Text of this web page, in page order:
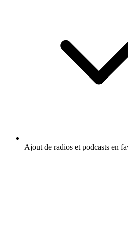
Ajout de radios et podcasts en